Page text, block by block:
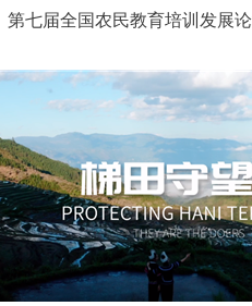
第七届全国农民教育培训发展